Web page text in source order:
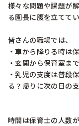
様々な問題や課題が
る園長に腹を立てて
皆さんの職場では、
・車から降りる時は
・玄関から保育室ま
・乳児の支度は普段
る？帰りに次の日の
時間は保育士の人数